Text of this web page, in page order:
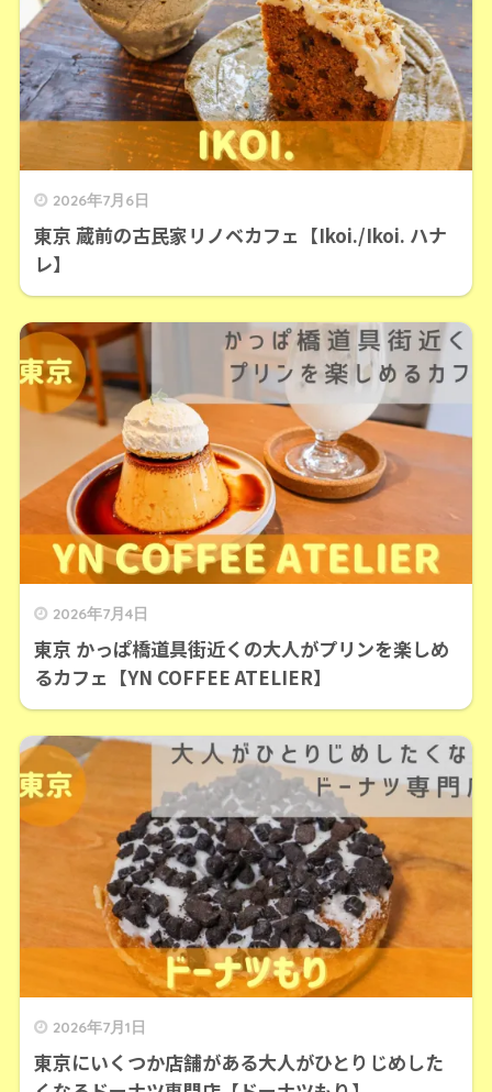
2026年7月6日
東京 蔵前の古民家リノベカフェ【Ikoi./Ikoi. ハナ
レ】
2026年7月4日
東京 かっぱ橋道具街近くの大人がプリンを楽しめ
るカフェ【YN COFFEE ATELIER】
2026年7月1日
東京にいくつか店舗がある大人がひとりじめした